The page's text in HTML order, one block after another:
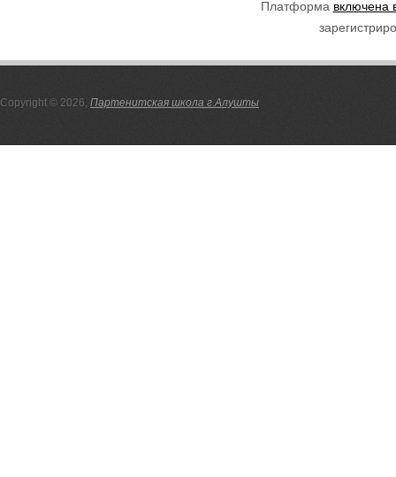
Платформа включена
Copyright © 2026, Партенитская школа г.Алушты